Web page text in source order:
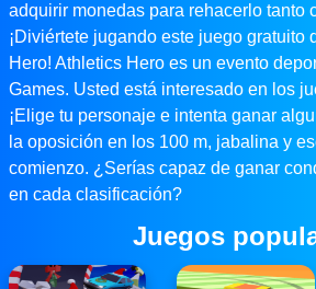
adquirir monedas para rehacerlo tanto
¡Diviértete jugando este juego gratuito
Hero! Athletics Hero es un evento
Games. Usted está interesado en los
¡Elige tu personaje e intenta ganar
la oposición en los 100 m, jabalina y
comienzo. ¿Serías capaz de ganar
en cada clasificación?
Juegos